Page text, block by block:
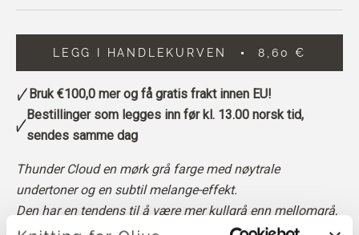
LEGG I HANDLEKURVEN 8,60 €
Bruk€100,0 mer og få gratis frakt innen EU!
Bestillinger som legges inn før kl. 13.00 norsk tid,
sendes samme dag
Thunder Cloud en mørk grå farge med nøytrale
undertoner og en subtil melange-effekt.
Den har en tendens til å være mer kullgrå enn mellomgrå,
med et dypt og dempet utseende.